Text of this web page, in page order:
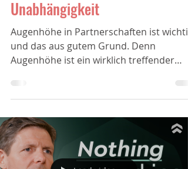
Emotionale und existenzielle
Unabhängigkeit
Augenhöhe in Partnerschaften ist
und das aus gutem Grund. Denn
Begriff, der...